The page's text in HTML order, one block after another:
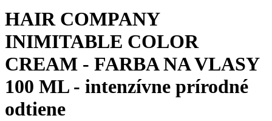
HAIR COMPANY
INIMITABLE COLOR
CREAM - FARBA NA VLASY
100 ML - intenzívne prírodné
odtiene